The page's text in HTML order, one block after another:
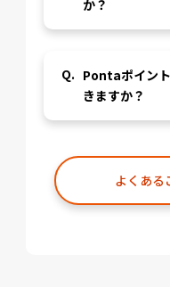
か？
Pontaポイン
きますか？
よくある